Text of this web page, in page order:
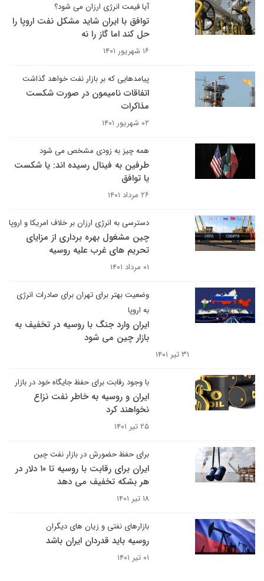
آیا قیمت انرژی ارزان می شود؟
توافق با ایران شاید مشکل نفت اروپا را
حل کند اما گاز را نه
۱۶ شهریور ۱۴۰۱
پیامدهایی که بر بازار نفت خواهد گذاشت
اتفاقات نامیمون در صورت شکست
مذاکرات
۰۲ شهریور ۱۴۰۱
همه چیز به زودی مشخص می شود
طرفین به فینال رسیده اند: یا شکست
یا توافق
۲۶ مرداد ۱۴۰۱
دسترسی به انرژی ارزان بر خلاف امریکا و اروپا
چین مشغول بهره برداری از مزایای
تحریم های غرب علیه روسیه
۰۱ مرداد ۱۴۰۱
وضعیت بهتر برای تهران برای صادرات انرژی
به اروپا
ایران وارد جنگ با روسیه در تخفیف به
بازار چین می شود
۳۱ تیر ۱۴۰۱
با وجود رقابت برای حفظ جایگاه خود در بازار
ایران و روسیه به خاطر نفت نزاع
نخواهند کرد
۲۵ تیر ۱۴۰۱
برای حفظ حضورش در بازار نفت چین
ایران برای رقابت با روسیه تا ۱۰ دلار در
هر بشکه تخفیف می دهد
۱۸ تیر ۱۴۰۱
بازارهای نفتی و زیان های دیگران
روسیه باید قدردان ایران باشد
۰۱ تیر ۱۴۰۱